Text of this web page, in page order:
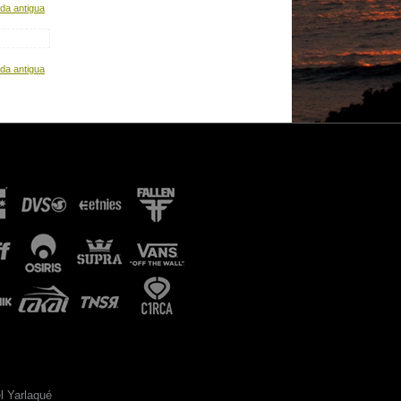
antigua
antigua
Yarlaqué